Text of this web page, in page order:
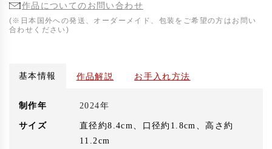
作品についてのお問い合わせ
(※日本国外への発送、オーダーメイド、包装をご希望の方はお問い
合わせください)
基本情報 作品解説 お手入れ方法
制作年 2024年
サイズ
直径約8.4cm、口径約1.8cm、高さ約
11.2cm